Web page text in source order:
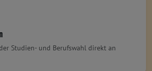
Studien- und Berufswahl direkt an